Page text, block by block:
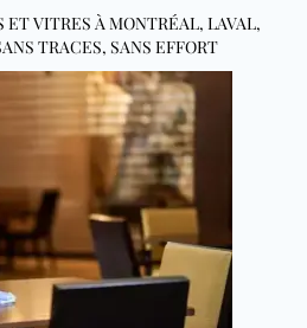
ET VITRES À MONTRÉAL, LAVAL,
TRACES, SANS EFFORT